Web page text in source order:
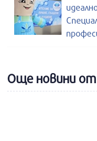
Още новини от